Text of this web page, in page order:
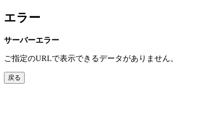
エラー
サーバーエラー
ご指定のURLで表示できるデータがありません。